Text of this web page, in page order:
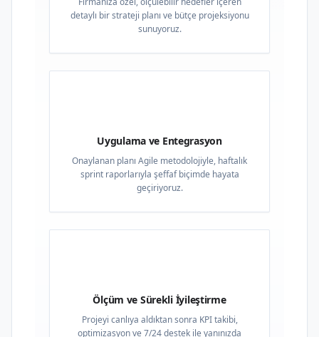
detaylı bir strateji planı ve bütçe projeksiyonu
sunuyoruz.
Uygulama ve Entegrasyon
Onaylanan planı Agile metodolojiyle, haftalık
sprint raporlarıyla şeffaf biçimde hayata
geçiriyoruz.
Ölçüm ve Sürekli İyileştirme
Projeyi canlıya aldıktan sonra KPI takibi,
optimizasyon ve 7/24 destek ile yanınızda